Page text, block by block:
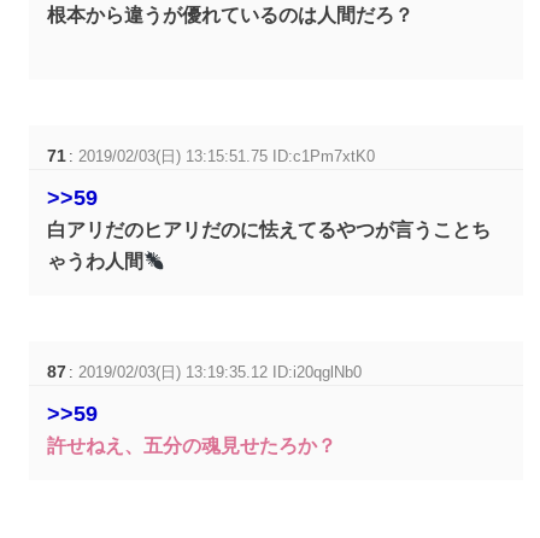
根本から違うが優れているのは人間だろ？
71 : 2019/02/03(日) 13:15:51.75 ID:c1Pm7xtK0
>>59
白アリだのヒアリだのに怯えてるやつが言うことち
ゃうわ人間
87 : 2019/02/03(日) 13:19:35.12 ID:i20qglNb0
>>59
許せねえ、五分の魂見せたろか？